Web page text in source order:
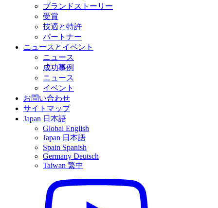
ブランドストーリー
受賞
技適と特許
パートナー
ニュースとイベント
ニュース
成功事例
ニュース
イベント
お問い合わせ
サイトマップ
Japan 日本語
Global English
Japan 日本語
Spain Spanish
Germany Deutsch
Taiwan 繁中